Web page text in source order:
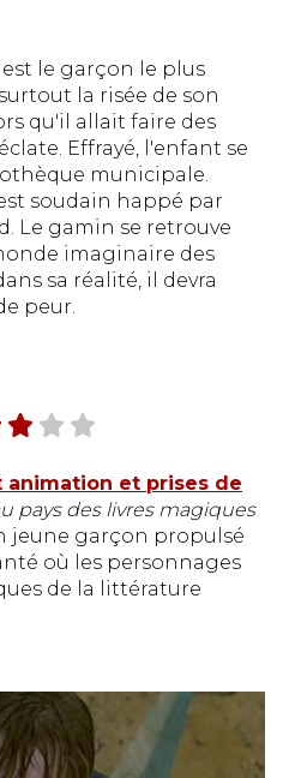
le garçon le plus
la risée de son
qu'il allait faire des
Effrayé, l'enfant se
municipale.
soudain happé par
Le gamin se retrouve
imaginaire des
sa réalité, il devra
peur.
animation et prises de
pays des livres magiques
jeune garçon propulsé
où les personnages
de la littérature